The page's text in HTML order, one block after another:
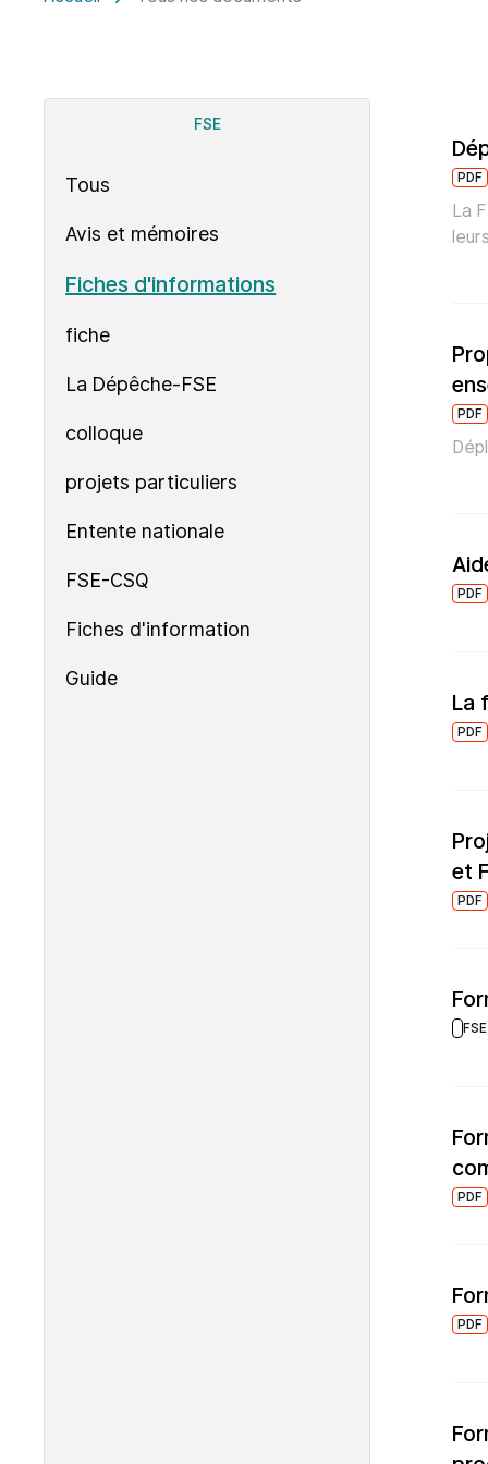
FSE
Tous
Avis et mémoires
Fiches d'informations
fiche
La Dépêche-FSE
colloque
projets particuliers
Entente nationale
FSE-CSQ
Fiches d'information
Guide
PDF
La
PDF
PDF
La
PDF
et
PDF
FSE
PDF
PDF